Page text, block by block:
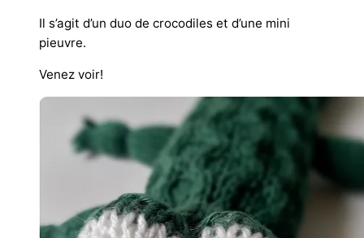
Il s’agit d’un duo de crocodiles et d’une mini
pieuvre.
Venez voir!